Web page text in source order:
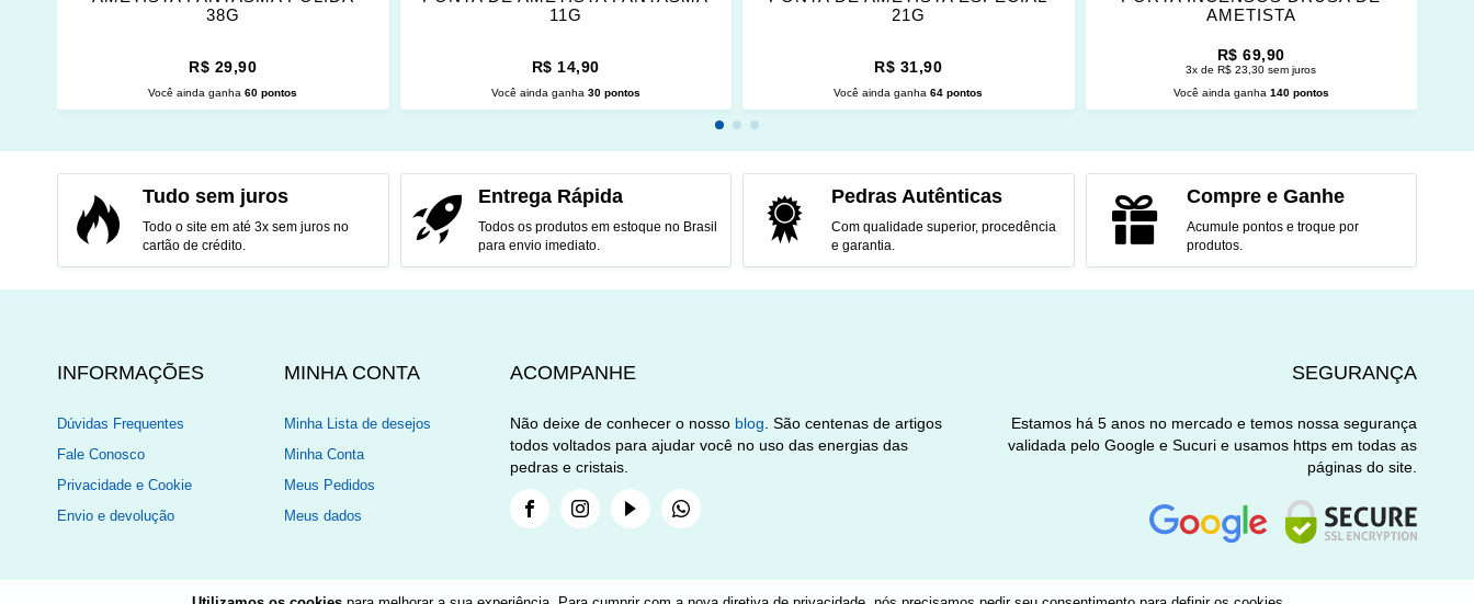
38G
R$ 29,90
Você ainda ganha60 pontos
11G
R$ 14,90
Você ainda ganha 30 pontos
21G
R$ 31,90
Você ainda ganha64 pontos
AMETISTA
R$ 69,90
3x de R$ 23,30 sem juros
Você ainda ganha 140 pontos
Tudo sem juros
Todo o site em até 3x sem juros no
cartão de crédito.
Entrega Rápida
Todos os produtos em estoque no Brasil
para envio imediato.
Pedras Autênticas
Com qualidade superior, procedência
e garantia.
Compre e Ganhe
Acumule pontos e troque por
produtos.
INFORMAÇÕES
Dúvidas Frequentes
Fale Conosco
Privacidade e Cookie
Envio e devolução
MINHA CONTA
Minha Lista de desejos
Minha Conta
Meus Pedidos
Meus dados
SEGURANÇA
Estamos há 5 anos no mercado e temos nossa segurança
validada pelo Google e Sucuri e usamos https em todas as
páginas do site.
ACOMPANHE
Não deixe de conhecer o nosso blog. São centenas de artigos
todos voltados para ajudar você no uso das energias das
pedras e cristais.
FacebookInstagramYoutubeWhatsapp